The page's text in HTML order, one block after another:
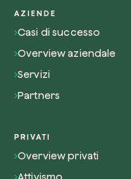
AZIENDE
Casi di successo
Overview aziendale
Servizi
Partners
PRIVATI
Overview privati